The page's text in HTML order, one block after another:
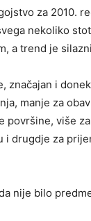
za 2010.
nekoliko
a trend je
značajan i
manje za
površine, više
i drugdje za
nije bilo